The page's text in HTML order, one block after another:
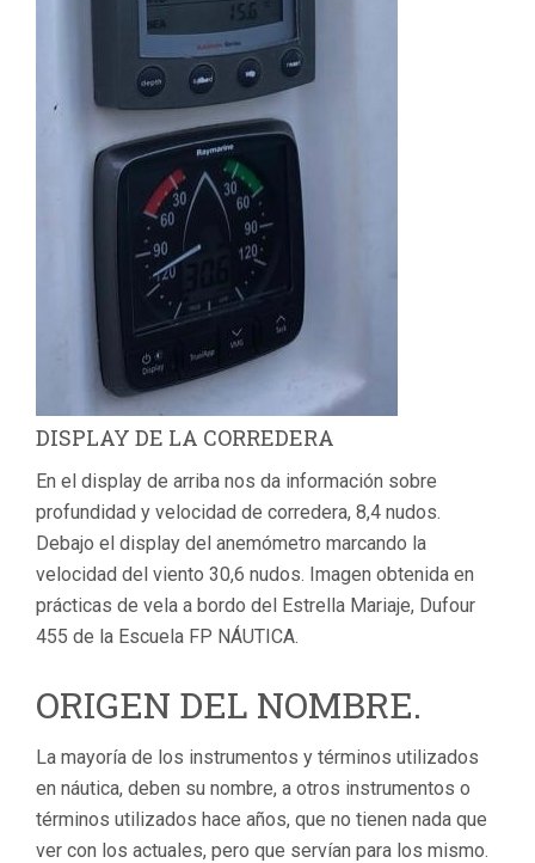
DISPLAY DE LA CORREDERA
En el display de arriba nos da información sobre
profundidad y velocidad de corredera, 8,4 nudos.
Debajo el display del anemómetro marcando la
velocidad del viento 30,6 nudos. Imagen obtenida en
prácticas de vela a bordo del Estrella Mariaje, Dufour
455 de la Escuela FP NÁUTICA.
ORIGEN DEL NOMBRE.
La mayoría de los instrumentos y términos utilizados
en náutica, deben su nombre, a otros instrumentos o
términos utilizados hace años, que no tienen nada que
ver con los actuales, pero que servían para los mismo.